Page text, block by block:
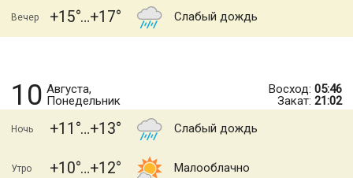
Вечер +15 +17 Слабый дождь
10 Августа,
Понедельник
Восход: 05:46
Закат: 21:02
Ночь +11 +13 Слабый дождь
Утро +10 +12 Малооблачно